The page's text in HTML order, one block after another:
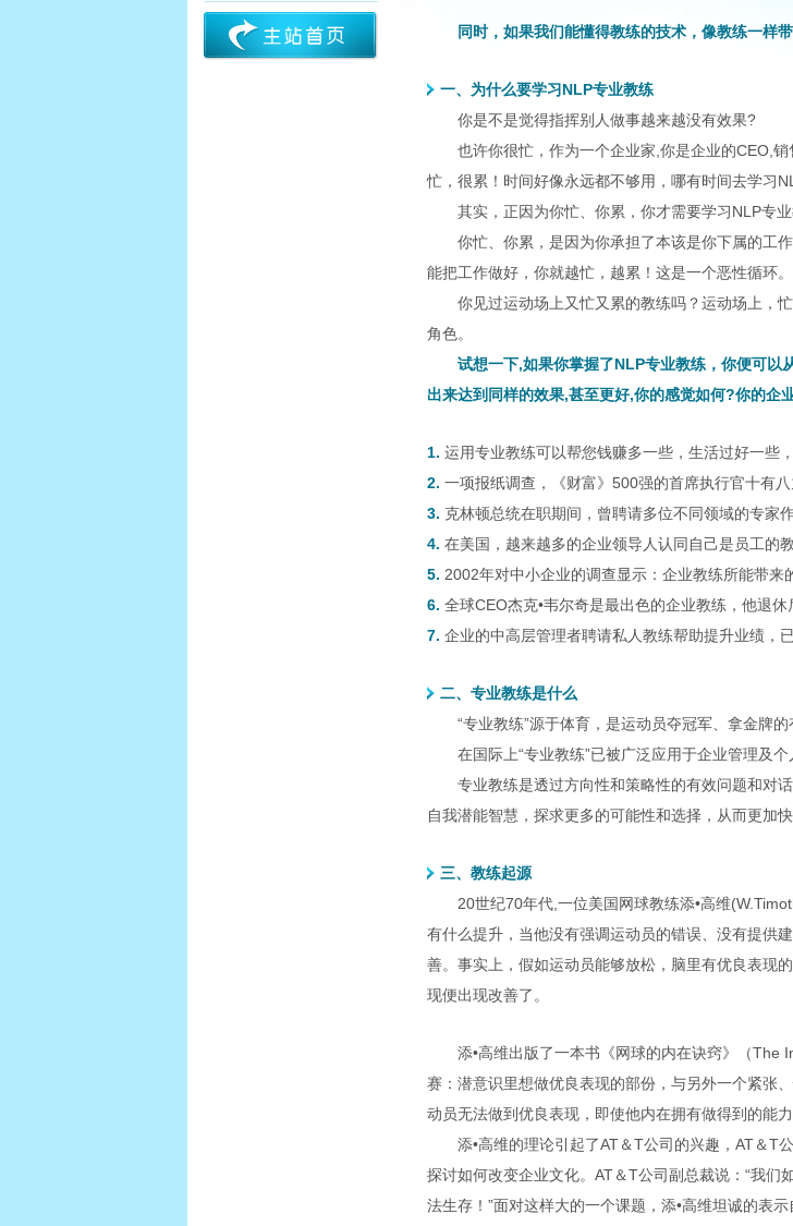
同时，如果我们能懂得教练的技术，像教练一样
一、为什么要学习NLP专业教练
你是不是觉得指挥别人做事越来越没有效果?
也许你很忙，作为一个企业家,你是企业的CEO,
忙，很累！时间好像永远都不够用，哪有时间去学习
其实，正因为你忙、你累，你才需要学习NLP专业
你忙、你累，是因为你承担了本该是你下属的工
能把工作做好，你就越忙，越累！这是一个恶性循环
你见过运动场上又忙又累的教练吗？运动场上，
角色。
试想一下,如果你掌握了NLP专业教练，你便可以
出来达到同样的效果,甚至更好,你的感觉如何?你的企
1. 运用专业教练可以帮您钱赚多一些，生活过好一些
2. 一项报纸调查，《财富》500强的首席执行官十有
3. 克林顿总统在职期间，曾聘请多位不同领域的专家
4. 在美国，越来越多的企业领导人认同自己是员工的
5. 2002年对中小企业的调查显示：企业教练所能带来
6. 全球CEO杰克•韦尔奇是最出色的企业教练，他退休
7. 企业的中高层管理者聘请私人教练帮助提升业绩，
二、专业教练是什么
“专业教练”源于体育，是运动员夺冠军、拿金牌的
在国际上“专业教练”已被广泛应用于企业管理及
专业教练是透过方向性和策略性的有效问题和对
自我潜能智慧，探求更多的可能性和选择，从而更加
三、教练起源
20世纪70年代,一位美国网球教练添•高维
有什么提升，当他没有强调运动员的错误、没有提供
善。事实上，假如运动员能够放松，脑里有优良表现
现便出现改善了。
添•高维出版了一本书《网球的内在诀窍》（The
赛：潜意识里想做优良表现的部份，与另外一个紧张
动员无法做到优良表现，即使他内在拥有做得到的能力
添•高维的理论引起了AT＆T公司的兴趣，AT＆T
探讨如何改变企业文化。AT＆T公司副总裁说：“我
法生存！”面对这样大的一个课题，添•高维坦诚的表